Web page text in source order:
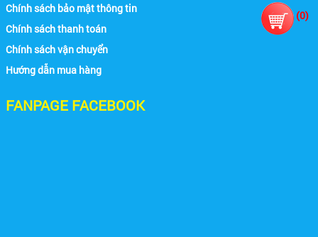
Chính sách bảo mật thông tin
Chính sách thanh toán
Chính sách vận chuyển
Hướng dẫn mua hàng
FANPAGE FACEBOOK
(0)